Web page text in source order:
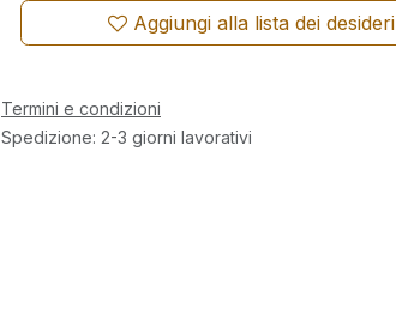
Aggiungi alla lista dei desideri
Termini e condizioni
Spedizione: 2-3 giorni lavorativi